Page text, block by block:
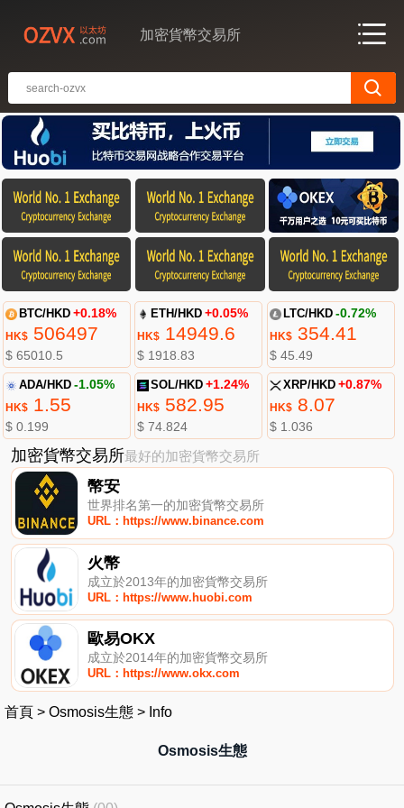
加密貨幣交易所
BTC/HKD +0.18%
HK$506497
$ 65010.5
ETH/HKD +0.05%
HK$ 14949.6
$ 1918.83
LTC/HKD -0.72%
HK$354.41
$ 45.49
ADA/HKD -1.05%
HK$1.55
$ 0.199
SOL/HKD +1.24%
HK$ 582.95
$ 74.824
XRP/HKD +0.87%
HK$8.07
$ 1.036
加密貨幣交易所最好的加密貨幣交易所
幣安
世界排名第一的加密貨幣交易所
URL：https://www.binance.com
火幣
成立於2013年的加密貨幣交易所
URL：https://www.huobi.com
歐易OKX
成立於2014年的加密貨幣交易所
URL：https://www.okx.com
首頁 > Osmosis生態 > Info
Osmosis生態